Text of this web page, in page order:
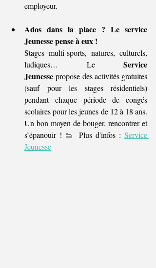
employeur.
Ados dans la place ? Le service
Jeunesse pense à eux !
Stages multi-sports, natures, culturels,
ludiques… Le Service
Jeunesse propose des activités gratuites
(sauf pour les stages résidentiels)
pendant chaque période de congés
scolaires pour les jeunes de 12 à 18 ans.
Un bon moyen de bouger, rencontrer et
s’épanouir ! 👟 Plus d'infos : Service
Jeunesse